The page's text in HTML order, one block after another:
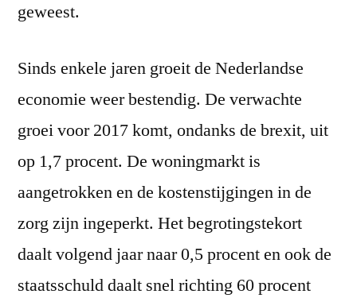
geweest.
Sinds enkele jaren groeit de Nederlandse
economie weer bestendig. De verwachte
groei voor 2017 komt, ondanks de brexit, uit
op 1,7 procent. De woningmarkt is
aangetrokken en de kostenstijgingen in de
zorg zijn ingeperkt. Het begrotingstekort
daalt volgend jaar naar 0,5 procent en ook de
staatsschuld daalt snel richting 60 procent